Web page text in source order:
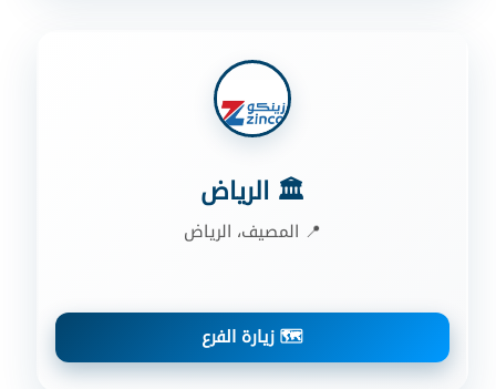
🏛️ الرياض
📍 المصيف، الرياض
🗺️ زيارة الفرع